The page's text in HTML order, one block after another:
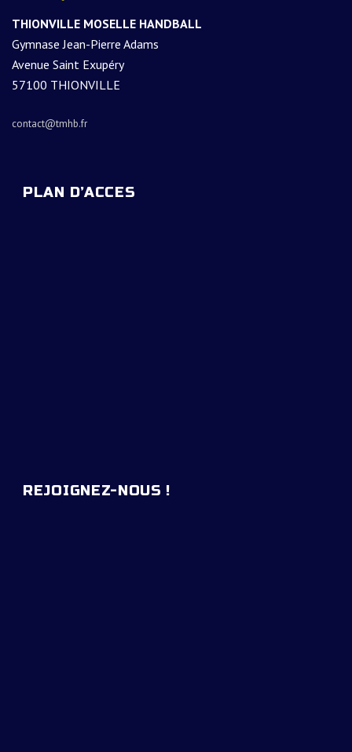
THIONVILLE MOSELLE HANDBALL
Gymnase Jean-Pierre Adams
Avenue Saint Exupéry
57100 THIONVILLE
contact@tmhb.fr
PLAN D’ACCES
REJOIGNEZ-NOUS !